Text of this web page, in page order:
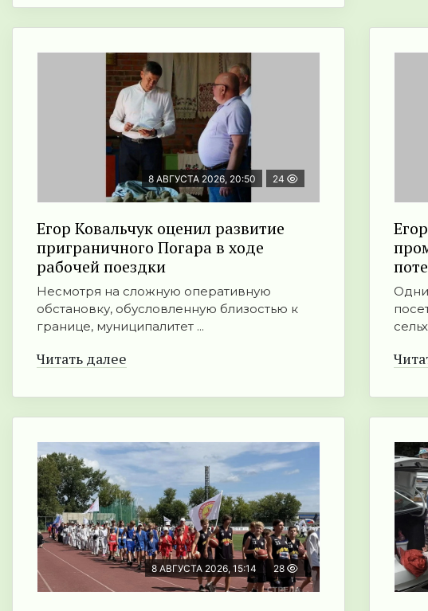
8 АВГУСТА 2026, 20:50 24
Егор Ковальчук оценил развитие
приграничного Погара в ходе
рабочей поездки
Несмотря на сложную оперативную
обстановку, обусловленную близостью к
границе, муниципалитет ...
Читать далее
8 АВГУСТА 2026, 15:14 28